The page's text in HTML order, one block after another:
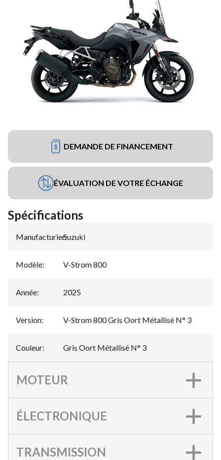
DEMANDE DE FINANCEMENT
ÉVALUATION DE VOTRE ÉCHANGE
Spécifications
Manufacturier:
Suzuki
Modèle: V-Strom 800
Année: 2025
Version: V-Strom 800 Gris Oort Métallisé N° 3
Couleur: Gris Oort Métallisé N° 3
MOTEUR
ÉLECTRONIQUE
TRANSMISSION